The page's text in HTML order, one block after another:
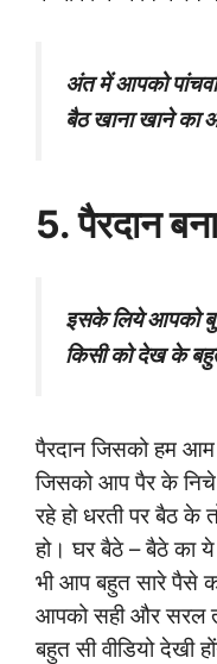
अंत में आपको पांचवा
बैठ खाना खाने का
5. पैरदान
इसके लिये आपको
किसी को देख के
पैरदान जिसको हम आम
जिसको आप पैर के
रहे हो धरती पर बैठ के
हो। घर बैठे – बैठे का
भी आप बहुत सारे पैसे
आपको सही और सरल
बहुत सी वीडियो देखी